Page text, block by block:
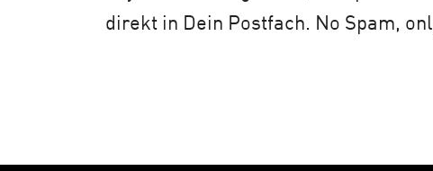
direkt in Dein Postfach. No Spam,